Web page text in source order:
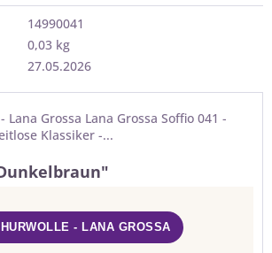
14990041
0,03 kg
27.05.2026
Grossa Lana Grossa Soffio 041 -
Klassiker -...
- LANA GROSSA